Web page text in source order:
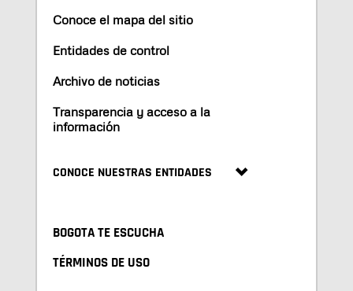
Conoce el mapa del sitio
Entidades de control
Archivo de noticias
Transparencia y acceso a la
información
CONOCE NUESTRAS ENTIDADES
BOGOTA TE ESCUCHA
TÉRMINOS DE USO